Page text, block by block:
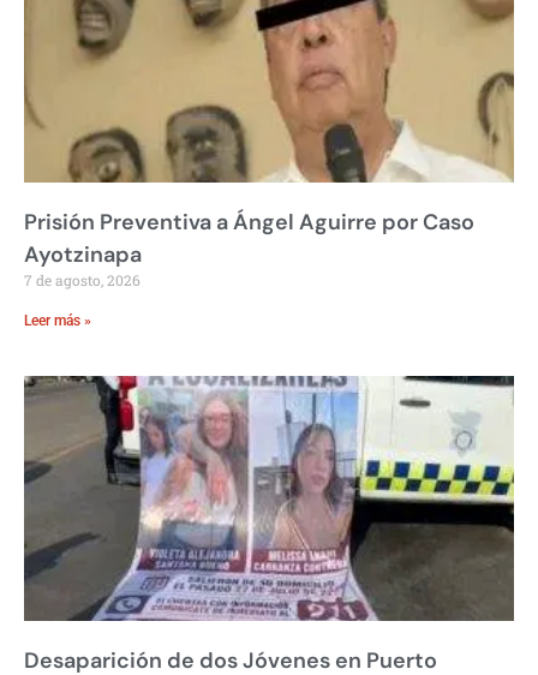
Prisión Preventiva a Ángel Aguirre por Caso
Ayotzinapa
7 de agosto, 2026
Leer más »
Desaparición de dos Jóvenes en Puerto